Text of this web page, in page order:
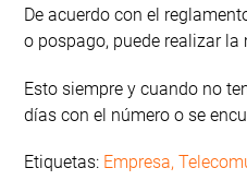
De acuerdo con el
o pospago, puede realizar
Esto siempre y cuando no
días con el número o se
Etiquetas: Empresa,